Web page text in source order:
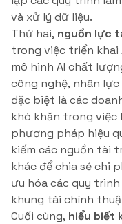
và xử lý dữ liệu.
Thứ hai, nguồn lực
trong việc triển khai
mô hình AI chất
công nghệ, nhân
đặc biệt là các
khó khăn trong
phương pháp hiệu
kiếm các nguồn tài
khác để chia sẻ chi
ưu hóa các quy
khung tài chính
Cuối cùng, hiểu biết